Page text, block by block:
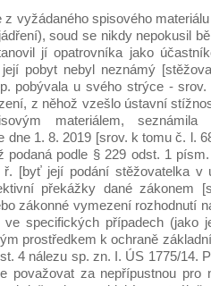
z vyžádaného spisového
soud se nikdy nepokusil
jí opatrovníka jako
pobyt nebyl neznámý
pobývala u svého strýce -
z něhož vzešlo ústavní
materiálem, seznámila
dne 1. 8. 2019 [srov. k tomu č. l.
podaná podle § 229 odst. 1
[byť její podání stěžovatelka v
překážky dané zákonem
zákonné vymezení rozhodnutí
ve specifických případech (jako
prostředkem k ochraně
4 nálezu sp. zn. I. ÚS 1775/14.
považovat za nepřípustnou pro